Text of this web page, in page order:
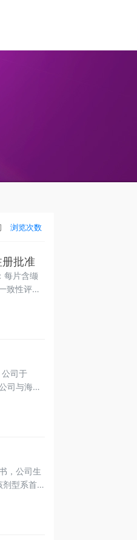
浏览次数
批准
每片含缬
致性评
司于
司与海南
，公司生
剂型系首